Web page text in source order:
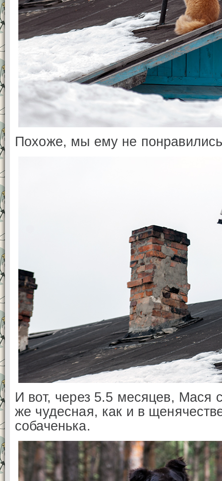
Похоже, мы ему не
И вот, через 5.5 месяцев, Мася
же чудесная, как и в
собаченька.